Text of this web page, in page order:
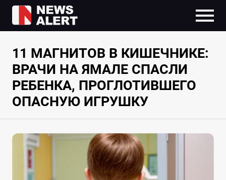
11 МАГНИТОВ В КИШЕЧНИКЕ:
ВРАЧИ НА ЯМАЛЕ СПАСЛИ
РЕБЕНКА, ПРОГЛОТИВШЕГО
ОПАСНУЮ ИГРУШКУ